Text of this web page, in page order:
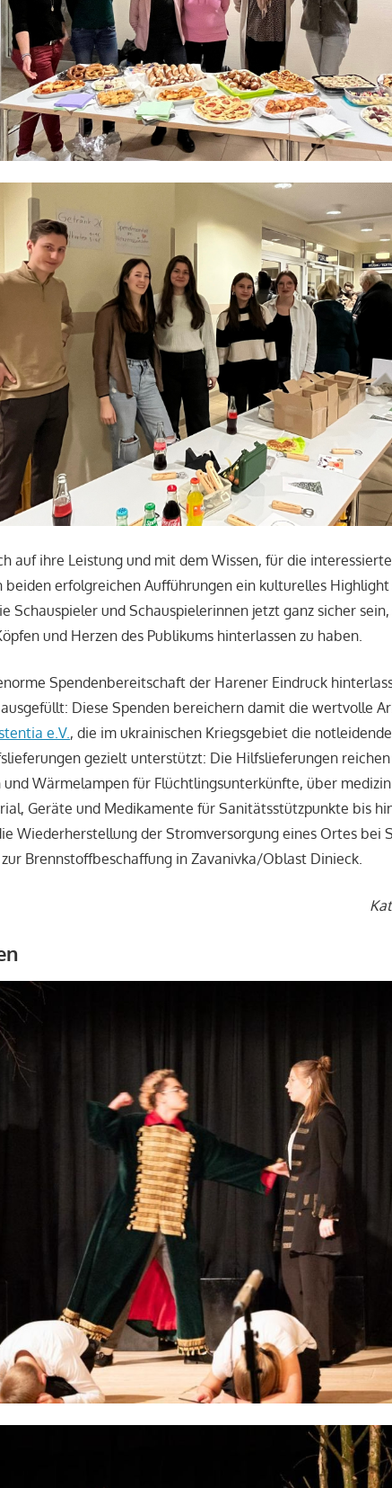
auf ihre Leistung und mit dem Wissen, für die
beiden erfolgreichen Aufführungen ein kulturelles
Schauspieler und Schauspielerinnen jetzt ganz sicher
und Herzen des Publikums hinterlassen zu haben.
Spendenbereitschaft der Harener Eindruck
Diese Spenden bereichern damit die wertvolle
e.V. , die im ukrainischen Kriegsgebiet die
gezielt unterstützt: Die Hilfslieferungen
Wärmelampen für Flüchtlingsunterkünfte, über
Geräte und Medikamente für Sanitätsstützpunkte bis
Wiederherstellung der Stromversorgung eines Ortes bei
Brennstoffbeschaffung in Zavanivka/Oblast Dinieck.